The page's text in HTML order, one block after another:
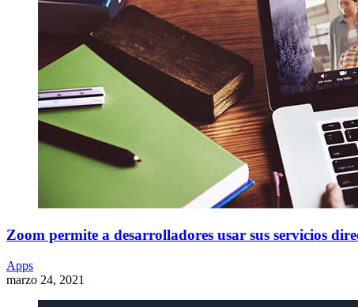
Zoom permite a desarrolladores usar sus servicios
Apps
marzo 24, 2021